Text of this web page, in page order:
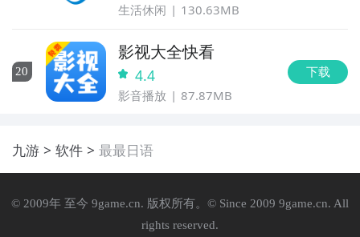
生活休闲 130.63MB
20
影视大全快看
4.4
影音播放 87.87MB
下载
九游 软件 最最日语
© 2009年 至今 9game.cn. 版权所有。© Since 2009 9game.cn. All
rights reserved.